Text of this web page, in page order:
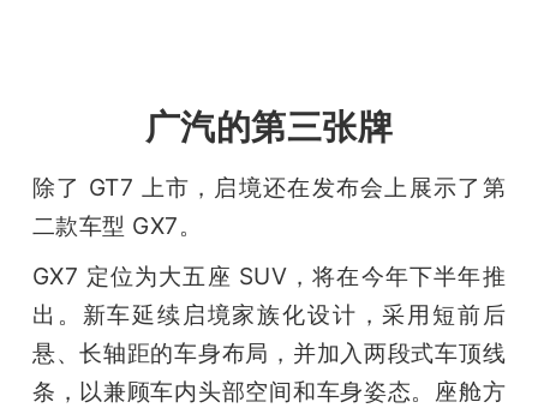
广汽的第三张牌
除了 GT7 上市，启境还在发布会上展示了第
二款车型 GX7。
GX7 定位为大五座 SUV，将在今年下半年推
出。新车延续启境家族化设计，采用短前后
悬、长轴距的车身布局，并加入两段式车顶线
条，以兼顾车内头部空间和车身姿态。座舱方